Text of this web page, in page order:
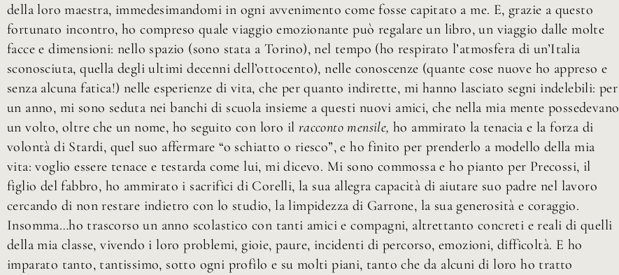
della loro maestra, immedesimandomi in ogni avvenimento come fosse capitato a me. E, grazie a questo
fortunato incontro, ho compreso quale viaggio emozionante può regalare un libro, un viaggio dalle molte
facce e dimensioni: nello spazio (sono stata a Torino), nel tempo (ho respirato l’atmosfera di un’Italia
sconosciuta, quella degli ultimi decenni dell’ottocento), nelle conoscenze (quante cose nuove ho appreso e
senza alcuna fatica!) nelle esperienze di vita, che per quanto indirette, mi hanno lasciato segni indelebili: per
un anno, mi sono seduta nei banchi di scuola insieme a questi nuovi amici, che nella mia mente possedevano
un volto, oltre che un nome, ho seguito con loro il racconto mensile,ho ammirato la tenacia e la forza di
volontà di Stardi, quel suo affermare “o schiatto o riesco”, e ho finito per prenderlo a modello della mia
vita: voglio essere tenace e testarda come lui, mi dicevo. Mi sono commossa e ho pianto per Precossi, il
figlio del fabbro, ho ammirato i sacrifici di Corelli, la sua allegra capacità di aiutare suo padre nel lavoro
cercando di non restare indietro con lo studio, la limpidezza di Garrone, la sua generosità e coraggio.
Insomma…ho trascorso un anno scolastico con tanti amici e compagni, altrettanto concreti e reali di quelli
della mia classe, vivendo i loro problemi, gioie, paure, incidenti di percorso, emozioni, difficoltà. E ho
imparato tanto, tantissimo, sotto ogni profilo e su molti piani, tanto che da alcuni di loro ho tratto